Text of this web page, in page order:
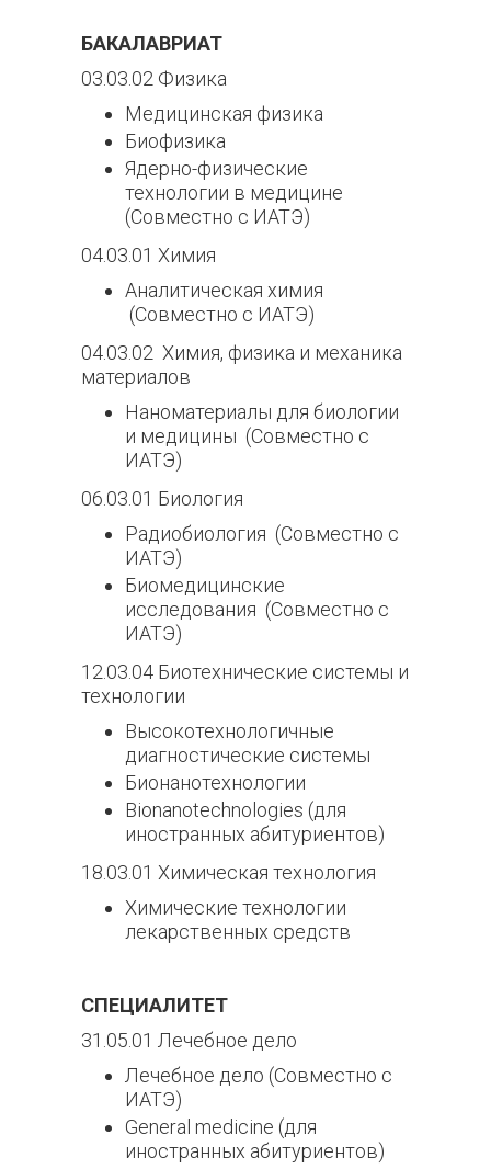
БАКАЛАВРИАТ
03.03.02 Физика
Медицинская физика
Биофизика
Ядерно-физические
технологии в медицине
(Совместно с ИАТЭ)
04.03.01 Химия
Аналитическая химия
(Совместно с ИАТЭ)
04.03.02 Химия, физика и механика
материалов
Наноматериалы для биологии
и медицины (Совместно с
ИАТЭ)
06.03.01 Биология
Радиобиология (Совместно с
ИАТЭ)
Биомедицинские
исследования (Совместно с
ИАТЭ)
12.03.04 Биотехнические системы и
технологии
Высокотехнологичные
диагностические системы
Бионанотехнологии
Bionanotechnologies (для
иностранных абитуриентов)
18.03.01 Химическая технология
Химические технологии
лекарственных средств
СПЕЦИАЛИТЕТ
31.05.01 Лечебное дело
Лечебное дело (Совместно с
ИАТЭ)
General medicine (для
иностранных абитуриентов)